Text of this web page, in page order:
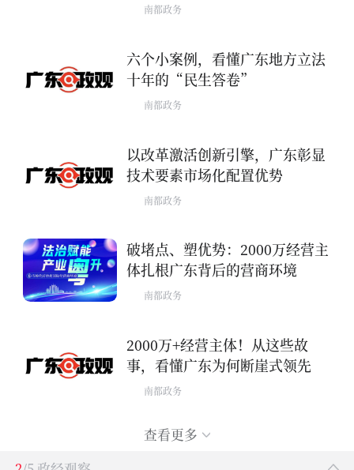
南都政务
六个小案例，看懂广东地方立法
十年的“民生答卷”
南都政务
以改革激活创新引擎，广东彰显
技术要素市场化配置优势
南都政务
破堵点、塑优势：2000万经营主
体扎根广东背后的营商环境
南都政务
2000万+经营主体！从这些故
事，看懂广东为何断崖式领先
南都政务
查看更多